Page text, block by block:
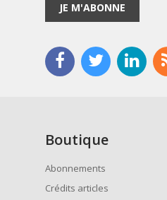
JE M'ABONNE
Boutique
Abonnements
Crédits articles